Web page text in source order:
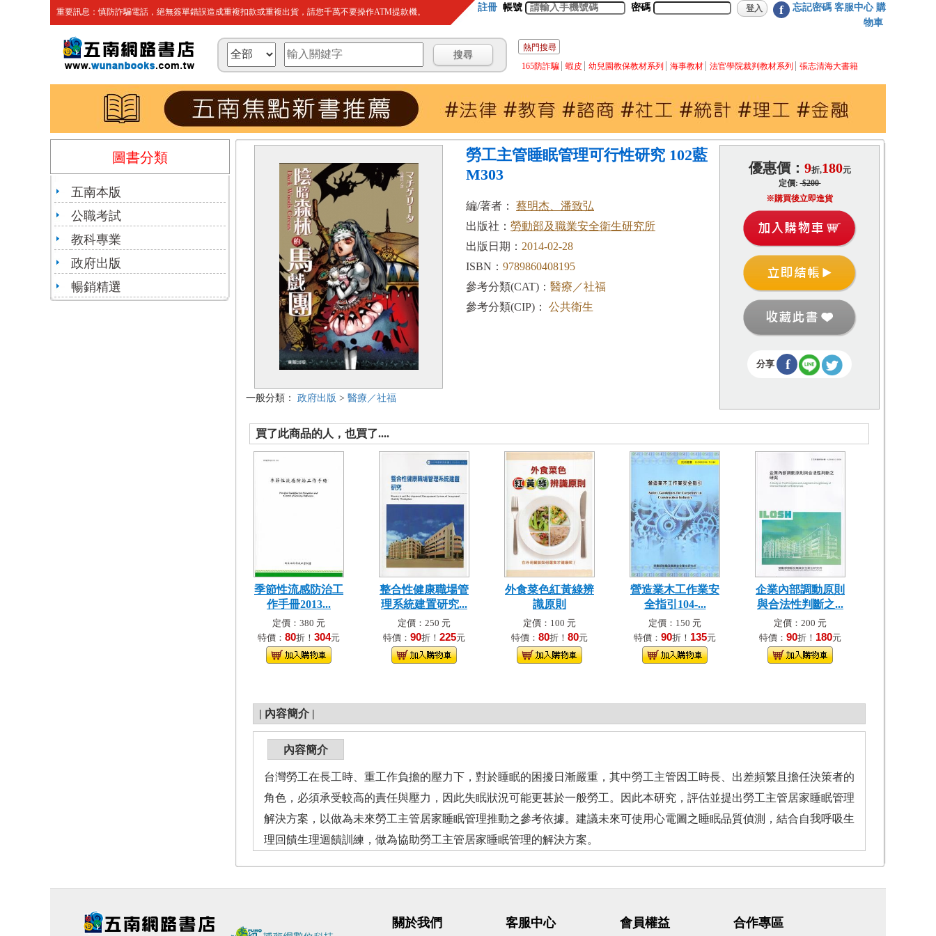
重要訊息：慎防詐騙電話，絕無簽單錯誤造成重複扣款或重複出貨，請您千萬不要操作ATM提款機。 註冊 帳號 密碼 f 忘記密碼 客服中心 購
物車
熱門搜尋
165防詐騙
蝦皮 幼兒園教保教材系列 海事教材 法官學院裁判教材系列 張志清海大書籍
圖書分類
五南本版
公職考試
教科專業
政府出版
暢銷精選
一般分類： 政府出版 > 醫療／社福
勞工主管睡眠管理可行性研究 102藍
M303
編/著者： 蔡明杰、潘致弘
出版社： 勞動部及職業安全衛生研究所
出版日期： 2014-02-28
ISBN： 9789860408195
參考分類(CAT)： 醫療／社福
參考分類(CIP)：
公共衛生
優惠價： 9折,180元
定價:$200
※購買後立即進貨
分享 f
買了此商品的人，也買了....
季節性流感防治工
作手冊2013...
定價：380 元
特價： 80折！ 304元
整合性健康職場管
理系統建置研究...
定價：250 元
特價： 90折！ 225元
外食菜色紅黃綠辨
識原則
定價：100 元
特價： 80折！ 80元
營造業木工作業安
全指引104-...
定價：150 元
特價： 90折！ 135元
企業內部調動原則
與合法性判斷之...
定價：200 元
特價： 90折！ 180元
| 內容簡介 |
內容簡介
台灣勞工在長工時、重工作負擔的壓力下，對於睡眠的困擾日漸嚴重，其中勞工主管因工時長、出差頻繁且擔任決策者的
角色，必須承受較高的責任與壓力，因此失眠狀況可能更甚於一般勞工。因此本研究，評估並提出勞工主管居家睡眠管理
解決方案，以做為未來勞工主管居家睡眠管理推動之參考依據。建議未來可使用心電圖之睡眠品質偵測，結合自我呼吸生
理回饋生理迴饋訓練，做為協助勞工主管居家睡眠管理的解決方案。
關於我們 客服中心 會員權益 合作專區